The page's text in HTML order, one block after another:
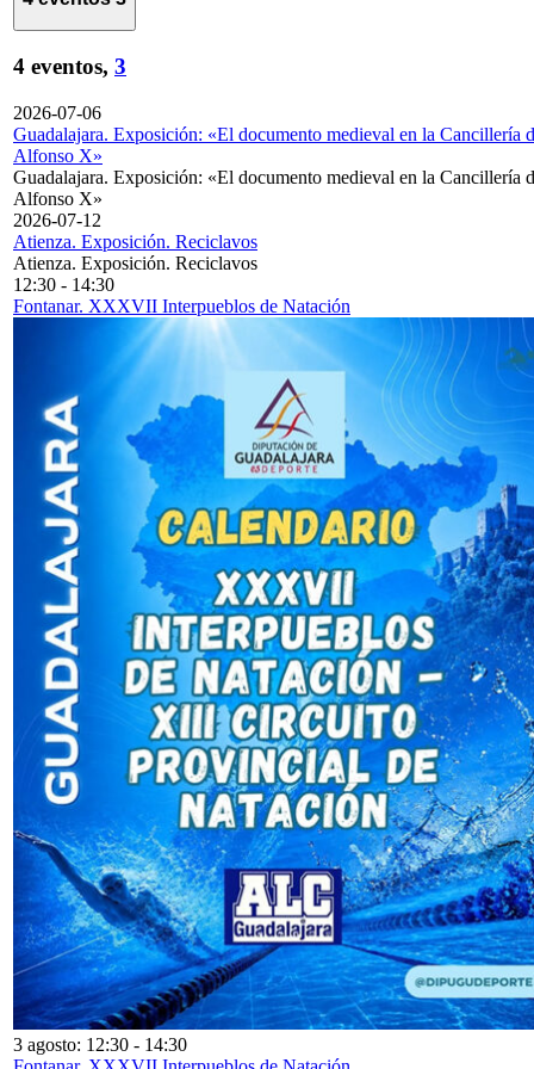
4 eventos, 3
2026-07-06
Guadalajara. Exposición: «El documento medieval en la Cancillería
Alfonso X»
Guadalajara. Exposición: «El documento medieval en la Cancillería
Alfonso X»
2026-07-12
Atienza. Exposición. Reciclavos
Atienza. Exposición. Reciclavos
12:30 - 14:30
Fontanar. XXXVII Interpueblos de Natación
3 agosto: 12:30 - 14:30